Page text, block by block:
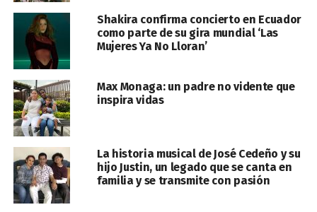
Shakira confirma concierto en Ecuador
como parte de su gira mundial ‘Las
Mujeres Ya No Lloran’
Max Monaga: un padre no vidente que
inspira vidas
La historia musical de José Cedeño y su
hijo Justin, un legado que se canta en
familia y se transmite con pasión